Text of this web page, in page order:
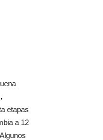
etapas
a 12